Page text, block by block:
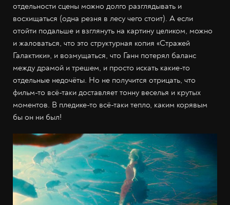
отдельности сцены можно долго разглядывать и
восхищаться (одна резня в лесу чего стоит). А если
отойти подальше и взглянуть на картину целиком, можно
и жаловаться, что это структурная копия «Стражей
Галактики», и возмущаться, что Ганн потерял баланс
между драмой и трешем, и просто искать какие-то
отдельные недочёты. Но не получится отрицать, что
фильм-то всё-таки доставляет тонну веселья и крутых
моментов. В пледике-то всё-таки тепло, каким корявым
бы он ни был!